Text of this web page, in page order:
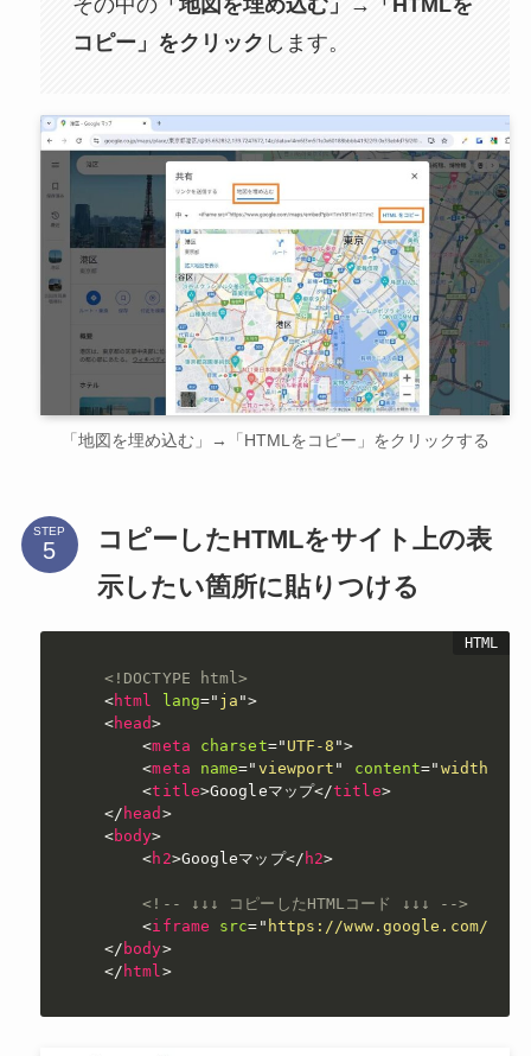
その中の「地図を埋め込む」→「HTMLを
コピー」をクリック します。
「地図を埋め込む」→「HTMLをコピー」をクリックする
STEP
コピーしたHTMLをサイト上の表
示したい箇所に貼りつける
<!DOCTYPE html>
<html lang=" ja ">
<head>
<meta charset=" UTF-8 ">
<meta name=" viewport " content="
<title>Googleマップ</title>
</ head >
<body>
<h2>Googleマップ</ h2>
<!-- ↓↓↓ コピーしたHTMLコード ↓↓↓ -->
<iframe src= " https://www.google.com/
</ body>
</ html >